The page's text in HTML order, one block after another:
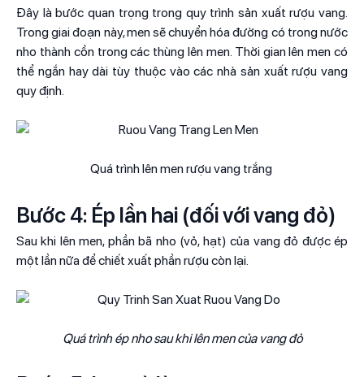
Đây là bước quan trọng trong quy trình sản xuất rượu vang.
Trong giai đoạn này, men sẽ chuyển hóa đường có trong nước
nho thành cồn trong các thùng lên men. Thời gian lên men có
thể ngắn hay dài tùy thuộc vào các nhà sản xuất rượu vang
quy định.
Quá trình lên men rượu vang trắng
Bước 4: Ép lần hai (đối với vang đỏ)
Sau khi lên men, phần bã nho (vỏ, hạt) của vang đỏ được ép
một lần nữa để chiết xuất phần rượu còn lại.
Quá trình ép nho sau khi lên men của vang đỏ